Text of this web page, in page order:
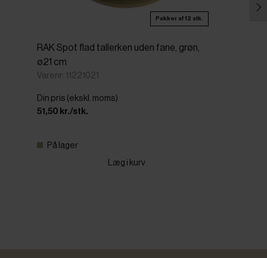
Pakker af 12 stk.
RAK Spot flad tallerken uden fane, grøn,
ø21 cm
Varenr: 11221021
Din pris (ekskl. moms)
51,50 kr./stk.
På lager
Læg i kurv